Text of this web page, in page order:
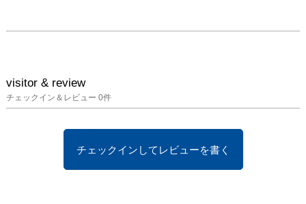
visitor & review
チェックイン＆レビュー 0件
チェックインしてレビューを書く